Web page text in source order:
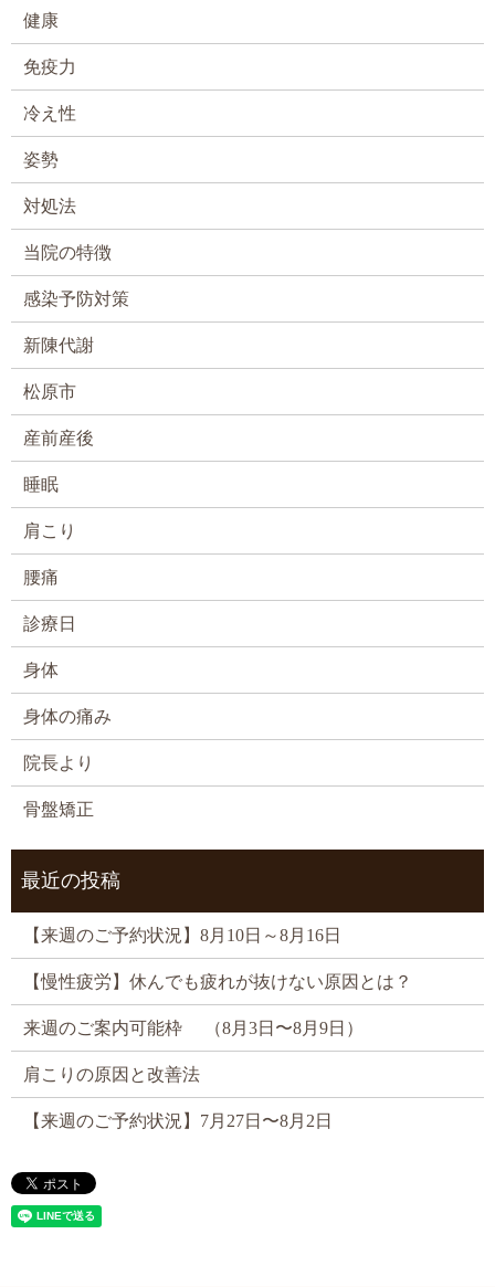
健康
免疫力
冷え性
姿勢
対処法
当院の特徴
感染予防対策
新陳代謝
松原市
産前産後
睡眠
肩こり
腰痛
診療日
身体
身体の痛み
院長より
骨盤矯正
最近の投稿
【来週のご予約状況】8月10日～8月16日
【慢性疲労】休んでも疲れが抜けない原因とは？
来週のご案内可能枠 （8月3日〜8月9日）
肩こりの原因と改善法
【来週のご予約状況】7月27日〜8月2日